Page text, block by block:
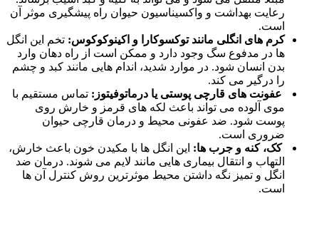
رعایت بهداشت و واکسیناسیون حیوان راه پیشگیری موثر آن
است.
کرم‌ های انگلی مانند توکسوکارا و اکینوکوکوس: تخم این انگل‌
ها در مدفوع سگ وجود دارد و ممکن است از راه دهان وارد
بدن انسان شود. در موارد شدید، اندام‌ هایی مانند کبد و چشم
را درگیر می‌ کند.
عفونت‌ های قارچی پوستی یا درماتوفیتوز: تماس مستقیم با
موی آلوده می‌ تواند باعث لکه‌ های قرمز و خارش روی
پوست شود. ضد عفونی محیط و درمان قارچی حیوان
ضروری است.
کک، کنه و جرب‌ ها: این انگل‌ ها با مکیدن خون باعث خارش،
التهاب و انتقال بیماری‌ هایی مانند لایم می‌ شوند. درمان ضد
انگل و تمیز نگه‌ داشتن محیط موثرترین روش کنترل آن‌ ها
است.